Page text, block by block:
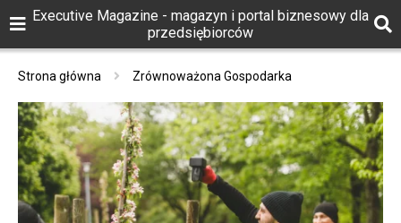
Executive Magazine - magazyn i portal biznesowy dla
przedsiębiorców
Strona główna Zrównoważona Gospodarka